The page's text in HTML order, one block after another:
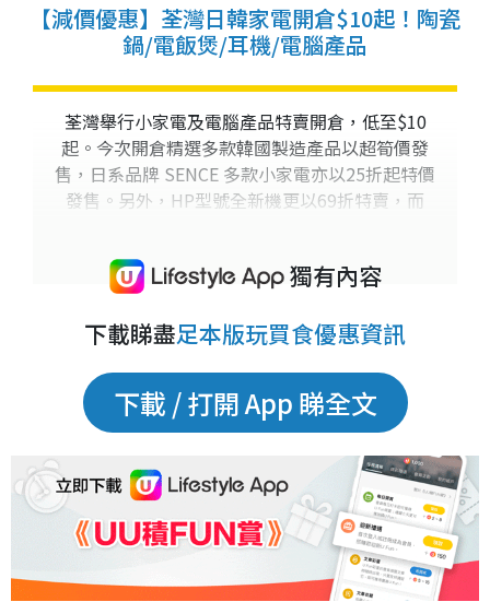
【減價優惠】荃灣日韓家電開倉$10起！陶瓷
鍋/電飯煲/耳機/電腦產品
荃灣舉行小家電及電腦產品特賣開倉，低至$10
起。今次開倉精選多款韓國製造產品以超筍價發
售，日系品牌 SENCE 多款小家電亦以25折起特價
發售。另外，HP型號全新機更以69折特賣，而
獨有內容
下載睇盡足本版玩買食優惠資訊
下載 / 打開 App 睇全文